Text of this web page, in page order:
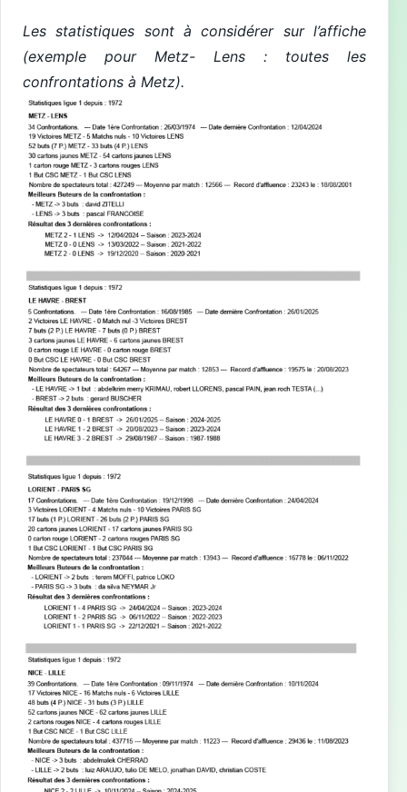
Les statistiques sont à considérer sur l’affiche
(exemple pour Metz- Lens : toutes les
confrontations à Metz).